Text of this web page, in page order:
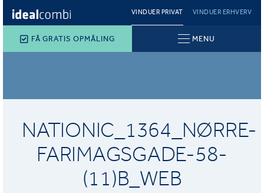
VINDUER PRIVAT VINDUER ERHVERV
FÅ GRATIS OPMÅLING MENU
NATIONIC_1364_NØRRE-
FARIMAGSGADE-58-
(11)B_WEB